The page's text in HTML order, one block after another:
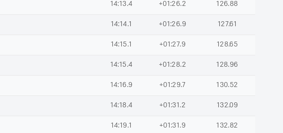
14:13.4 +01:26.2 126.88
14:14.1 +01:26.9 127.61
14:15.1 +01:27.9 128.65
14:15.4 +01:28.2 128.96
14:16.9 +01:29.7 130.52
14:18.4 +01:31.2 132.09
14:19.1 +01:31.9 132.82